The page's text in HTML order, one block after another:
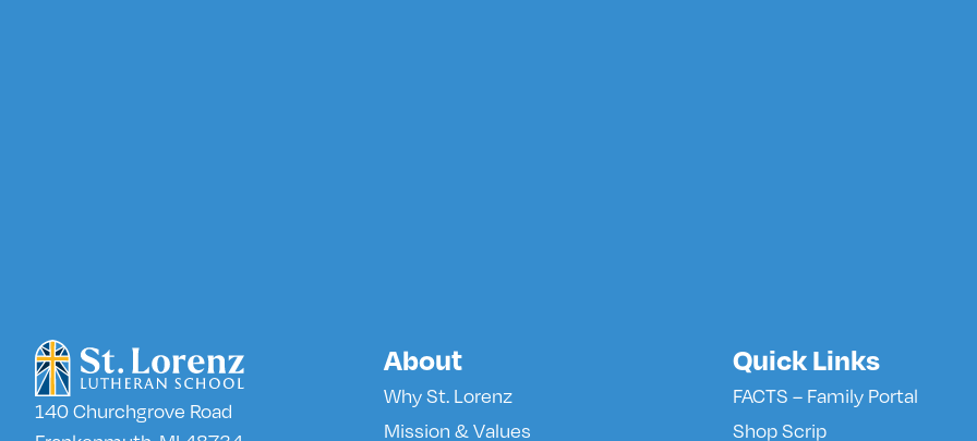
140 Churchgrove Road
About
Why St. Lorenz
Mission & Values
Quick Links
FACTS – Family Portal
Shop Scrip